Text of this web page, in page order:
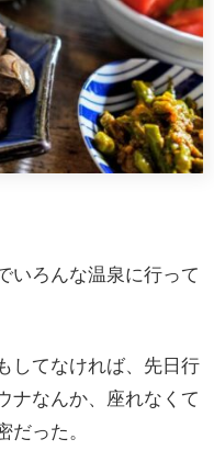
いろんな温泉に行って
してなければ、先日行
ナなんか、座れなくて
だった。